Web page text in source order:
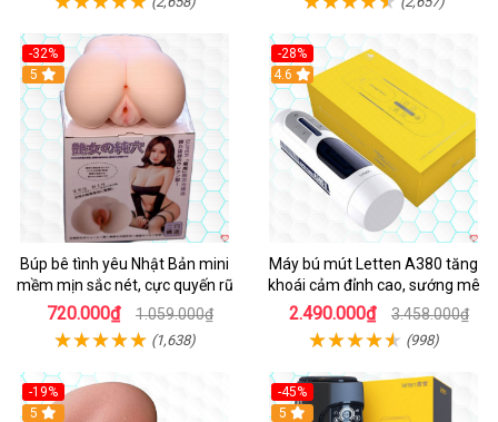
-32%
Hot
5
Búp bê tình yêu Nhật Bản mini
mềm mịn sắc nét, cực quyến rũ
720.000₫ 1.059.000₫
(1,638)
-28%
Hot
4.6
Máy bú mút Letten A380 tăng
khoái cảm đỉnh cao, sướng mê
2.490.000₫ 3.458.000₫
(998)
-19%
Hot
5
-45%
Hot
5